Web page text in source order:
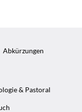
Abkürzungen
& Pastoral